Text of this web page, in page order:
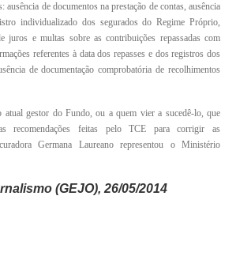
ausência de documentos na prestação de contas, ausência
individualizado dos segurados do Regime Próprio,
juros e multas sobre as contribuições repassadas com
referentes à data dos repasses e dos registros dos
de documentação comprobatória de recolhimentos
atual gestor do Fundo, ou a quem vier a sucedê-lo, que
recomendações feitas pelo TCE para corrigir as
Germana Laureano representou o Ministério
(GEJO), 26/05/2014